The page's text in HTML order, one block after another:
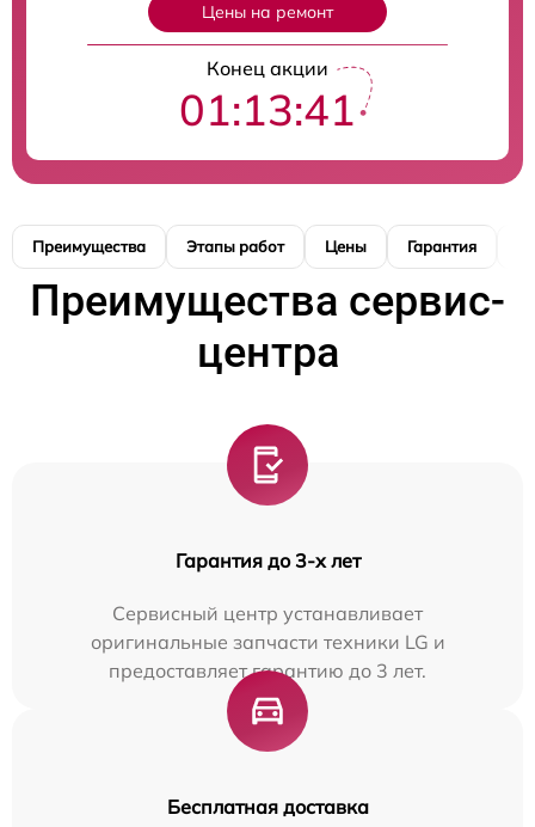
Цены на ремонт
Конец акции
01:13:40
Преимущества Этапы работ Цены Гарантия
Преимущества сервис-
центра
Гарантия до 3-х лет
Сервисный центр устанавливает
оригинальные запчасти техники LG и
предоставляет гарантию до 3 лет.
Бесплатная доставка